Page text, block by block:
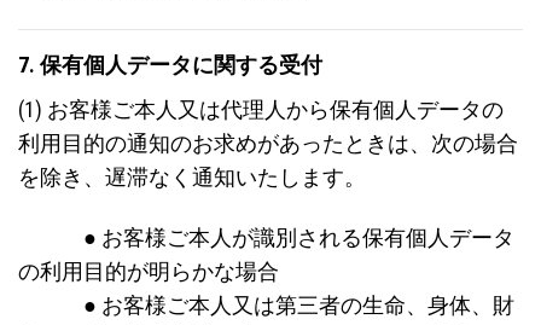
7. 保有個人データに関する受付
(1) お客様ご本人又は代理人から保有個人データの
利用目的の通知のお求めがあったときは、次の場合
を除き、遅滞なく通知いたします。
● お客様ご本人が識別される保有個人データ
の利用目的が明らかな場合
● お客様ご本人又は第三者の生命、身体、財